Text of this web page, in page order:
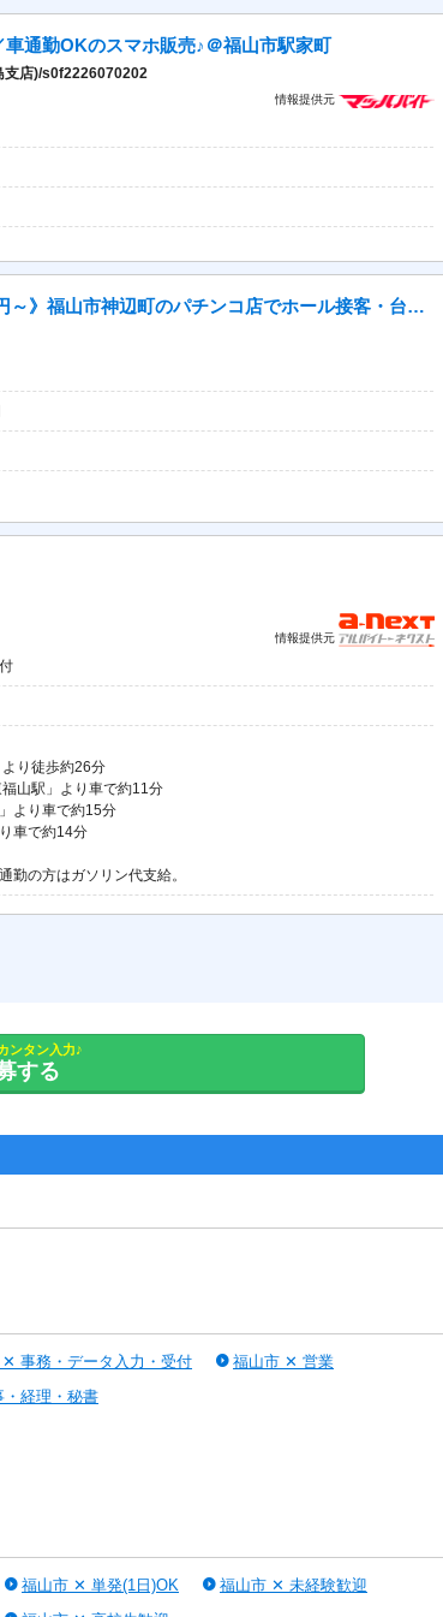
通勤OKのスマホ販売♪＠福山市駅家町
支店)/s0f2226070202
情報提供元
【派遣社員】20～40代活躍中／ 《時給1,350円～》福山市神辺町のパチンコ店でホール接客・台清掃♪入社10日間時給1,500円/週3日～OK・前払い週払い可・ネイルOK
情報提供元
より徒歩約26分
福山駅」より車で約11分
より車で約15分
車で約14分
勤の方はガソリン代支給。
ンタン入力♪
する
事務・データ入力・受付
福山市 ✕ 営業
経理・秘書
福山市 ✕ 単発(1日)OK
福山市 ✕ 未経験歓迎